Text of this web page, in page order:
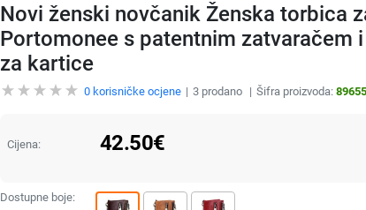
Novi ženski novčanik Ženska torbica
Portomonee s patentnim zatvaračem
za kartice
0korisničke ocjene 3prodano Šifra proizvoda:
Cijena: 42.50€
Dostupne boje: